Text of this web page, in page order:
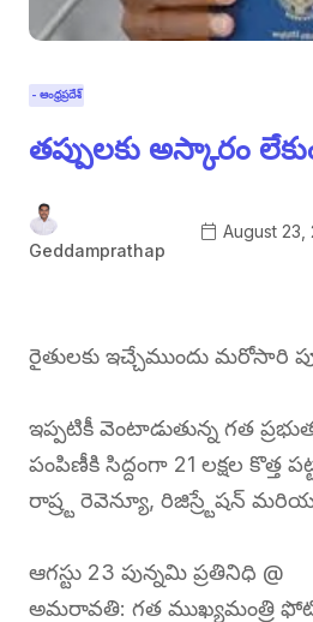
- ఆంధ్రప్రదేశ్
తప్పులకు అస్కారం
Geddamprathap
August 23,
రైతులకు ఇచ్చేముందు మరోసారి
ఇప్పటికీ వెంటాడుతున్న గత
పంపిణీకి సిద్దంగా 21 లక్షల కొత్త
రాష్ర్ట రెవెన్యూ, రిజిస్ర్టేషన్
ఆగస్టు 23 పున్నమి ప్రతినిధి @
అమరావతి: గత ముఖ్యమంత్రి